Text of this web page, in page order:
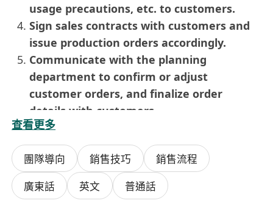
usage precautions, etc. to customers.
Sign sales contracts with customers and
issue production orders accordingly.
Communicate with the planning
department to confirm or adjust
customer orders, and finalize order
details with customers.
Reconcile accounts receivable with
customers and ensure payment
collection.
Follow up on customer complaints and
returns, and assist in customer
查看更多
團隊導向 銷售技巧
銷售流程
廣東話
英文 普通話